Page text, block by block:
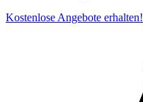
Kostenlose Angebote erhalten!